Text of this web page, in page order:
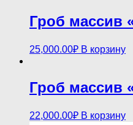
Гроб массив
25,000.00₽ В корзину
Гроб массив
22,000.00₽ В корзину